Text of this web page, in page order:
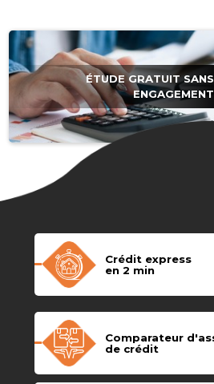
ÉTUDE GRATUIT SANS
ENGAGEMENT
Crédit express
en 2 min
Comparateur
de crédit